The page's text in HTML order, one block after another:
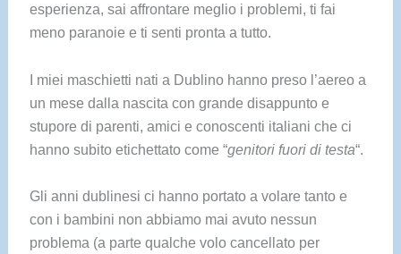
esperienza, sai affrontare meglio i problemi, ti fai
meno paranoie e ti senti pronta a tutto.
I miei maschietti nati a Dublino hanno preso l’aereo a
un mese dalla nascita con grande disappunto e
stupore di parenti, amici e conoscenti italiani che ci
hanno subito etichettato come “genitori fuori di testa“.
Gli anni dublinesi ci hanno portato a volare tanto e
con i bambini non abbiamo mai avuto nessun
problema (a parte qualche volo cancellato per